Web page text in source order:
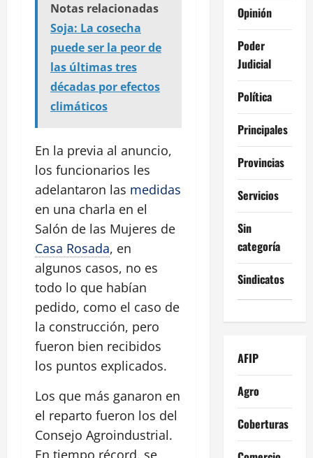
Notas relacionadas
Soja: La cosecha
puede ser la peor de
las últimas tres
décadas por efectos
climáticos
En la previa al anuncio,
los funcionarios les
adelantaron las medidas
en una charla en el
Salón de las Mujeres de
Casa Rosada, en
algunos casos, no es
todo lo que habían
pedido, como el caso de
la construcción, pero
fueron bien recibidos
los puntos explicados.
Los que más ganaron en
el reparto fueron los del
Consejo Agroindustrial.
Opinión
Poder
Judicial
Política
Principales
Provincias
Servicios
Sin
categoría
Sindicatos
AFIP
Agro
Coberturas